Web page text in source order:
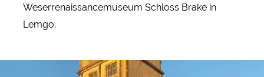
Weserrenaissancemuseum Schloss Brake in
Lemgo.